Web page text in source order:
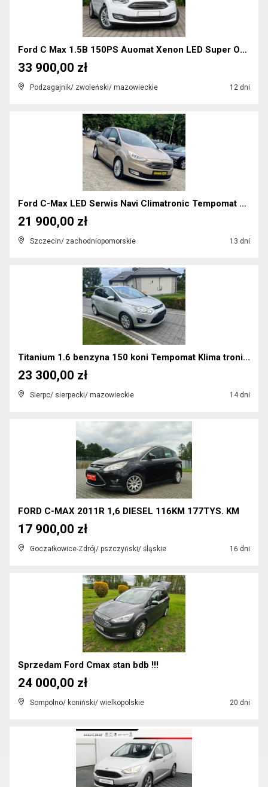
Ford C Max 1.5B 150PS Auomat Xenon LED Super Opcja...
Podzagajnik/ zwoleński/ mazowieckie 12 dni
33 900,00 zł
Ford C-Max LED Serwis Navi Climatronic Tempomat Bl...
Szczecin/ zachodniopomorskie 13 dni
21 900,00 zł
Titanium 1.6 benzyna 150 koni Tempomat Klima troni...
Sierpc/ sierpecki/ mazowieckie 14 dni
23 300,00 zł
FORD C-MAX 2011R 1,6 DIESEL 116KM 177TYS. KM
Goczałkowice-Zdrój/ pszczyński/ śląskie 16 dni
17 900,00 zł
Sprzedam Ford Cmax stan bdb !!!
Sompolno/ koniński/ wielkopolskie 20 dni
24 000,00 zł